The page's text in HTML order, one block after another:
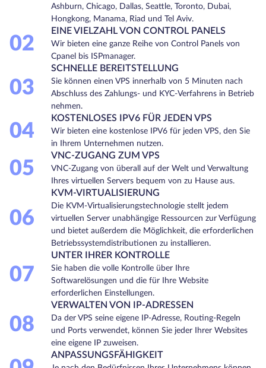
Ashburn, Chicago, Dallas, Seattle, Toronto, Dubai,
Hongkong, Manama, Riad und Tel Aviv.
02
EINE VIELZAHL VON CONTROL PANELS
Wir bieten eine ganze Reihe von Control Panels von
Cpanel bis ISPmanager.
03
SCHNELLE BEREITSTELLUNG
Sie können einen VPS innerhalb von 5 Minuten nach
Abschluss des Zahlungs- und KYC-Verfahrens in Betrieb
nehmen.
04
KOSTENLOSES IPV6 FÜR JEDEN VPS
Wir bieten eine kostenlose IPV6 für jeden VPS, den Sie
in Ihrem Unternehmen nutzen.
05
VNC-ZUGANG ZUM VPS
VNC-Zugang von überall auf der Welt und Verwaltung
Ihres virtuellen Servers bequem von zu Hause aus.
06
KVM-VIRTUALISIERUNG
Die KVM-Virtualisierungstechnologie stellt jedem
virtuellen Server unabhängige Ressourcen zur Verfügung
und bietet außerdem die Möglichkeit, die erforderlichen
Betriebssystemdistributionen zu installieren.
07
UNTER IHRER KONTROLLE
Sie haben die volle Kontrolle über Ihre
Softwarelösungen und die für Ihre Website
erforderlichen Einstellungen.
08
VERWALTEN VON IP-ADRESSEN
Da der VPS seine eigene IP-Adresse, Routing-Regeln
und Ports verwendet, können Sie jeder Ihrer Websites
eine eigene IP zuweisen.
ANPASSUNGSFÄHIGKEIT